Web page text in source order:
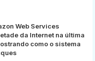
Web Services
da Internet na última
como o sistema